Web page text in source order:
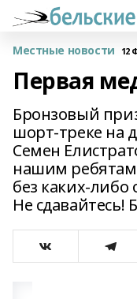
Местные новости 12
Первая
Бронзовый
шорт-треке на
Семен
нашим
без каких-
Не сдавайтесь!